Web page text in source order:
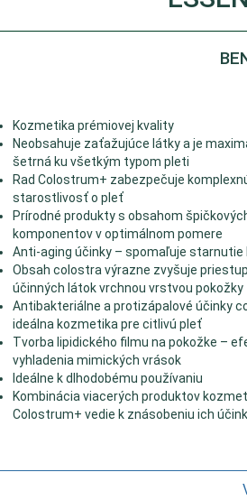
Kozmetika prémiovej kvality
Neobsahuje zaťažujúce látky a je
šetrná ku všetkým typom pleti
Rad Colostrum+ zabezpečuje
starostlivosť o pleť
Prírodné produkty s obsahom
komponentov v optimálnom pomere
Anti-aging účinky – spomaľuje starnutie
Obsah colostra výrazne zvyšuje
účinných látok vrchnou vrstvou pokožky
Antibakteriálne a protizápalové účinky
ideálna kozmetika pre citlivú pleť
Tvorba lipidického filmu na pokožke –
vyhladenia mimických vrások
Ideálne k dlhodobému používaniu
Kombinácia viacerých produktov
Colostrum+ vedie k znásobeniu ich